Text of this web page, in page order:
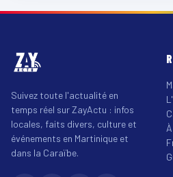
Suivez toute l'actualité en
temps réel sur ZayActu : infos
locales, faits divers, culture et
événements en Martinique et
dans la Caraïbe.